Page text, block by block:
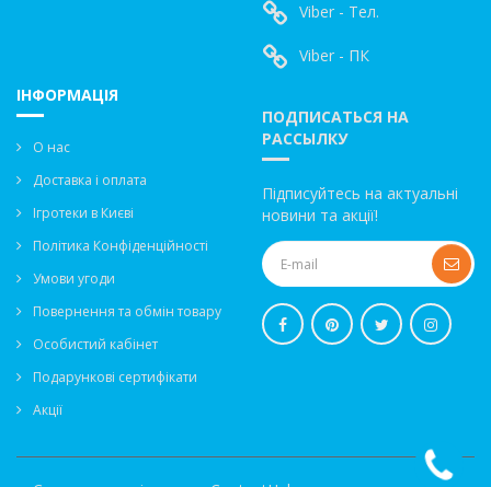
Viber - Тел.
Viber - ПК
ІНФОРМАЦІЯ
О нас
Доставка і оплата
Ігротеки в Києві
Політика Конфіденційності
Умови угоди
Повернення та обмін товару
Особистий кабінет
Подарункові сертифікати
Акції
ПОДПИСАТЬСЯ НА
РАССЫЛКУ
Підписуйтесь на актуальні
новини та акції!